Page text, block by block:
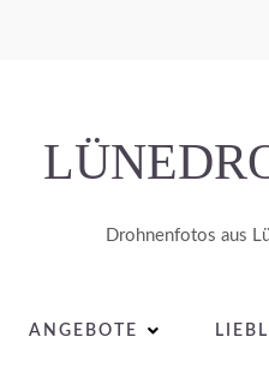
Drohnenfotos aus
ANGEBOTE